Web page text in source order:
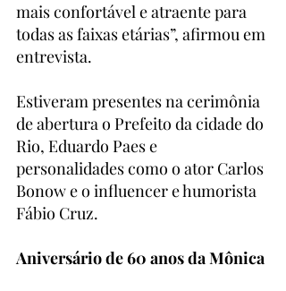
mais confortável e atraente para
todas as faixas etárias”, afirmou em
entrevista.
Estiveram presentes na cerimônia
de abertura o Prefeito da cidade do
Rio, Eduardo Paes e
personalidades como o ator Carlos
Bonow e o influencer e humorista
Fábio Cruz.
Aniversário de 60 anos da Mônica